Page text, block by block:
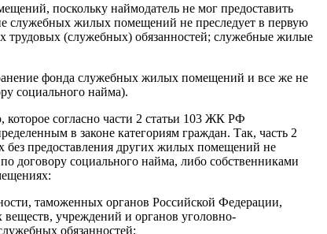
поскольку наймодатель не мог предоставить
служебных жилых помещений не преследует в первую
трудовых (служебных) обязанностей; служебные жилые
фонда служебных жилых помещений и все же не
социального найма).
согласно части 2 статьи 103 ЖК РФ
в законе категориям граждан. Так, часть 2
предоставления других жилых помещений не
договору социального найма, либо собственниками
таможенных органов Российской Федерации,
учреждений и органов уголовно-
обязанностей;